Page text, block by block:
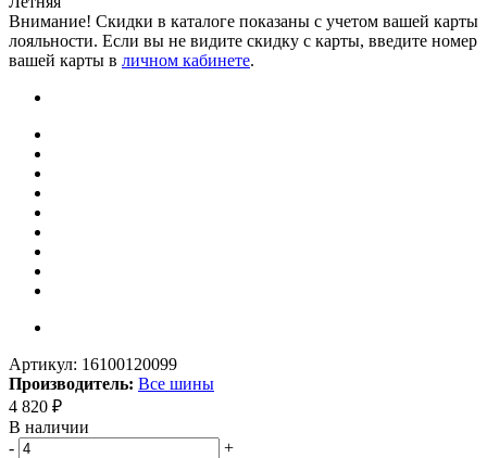
Внимание! Скидки в каталоге показаны с учетом вашей карты
лояльности. Если вы не видите скидку с карты, введите номер
вашей карты в личном кабинете.
Артикул: 16100120099
Производитель: Все шины
4 820 ₽
В наличии
-
+